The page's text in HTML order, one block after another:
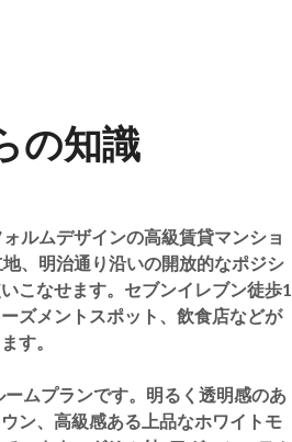
の知識
ルムデザインの高級賃貸マンショ
、明治通り沿いの開放的なポジシ
こなせます。セブンイレブン徒歩1
ズメントスポット、飲食店などが
す。
ムプランです。明るく透明感のあ
ン、高級感ある上品なホワイトモ